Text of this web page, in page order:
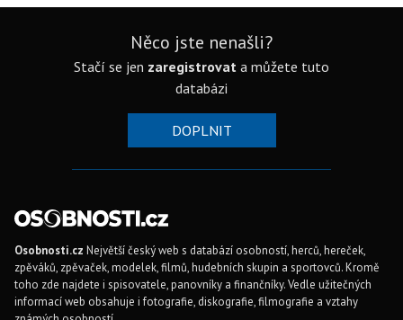
Něco jste nenašli?
Stačí se jen zaregistrovat a můžete tuto
databázi
DOPLNIT
Osobnosti.cz Největší český web s databází osobností, herců, hereček,
zpěváků, zpěvaček, modelek, filmů, hudebních skupin a sportovců. Kromě
toho zde najdete i spisovatele, panovníky a finančníky. Vedle užitečných
informací web obsahuje i fotografie, diskografie, filmografie a vztahy